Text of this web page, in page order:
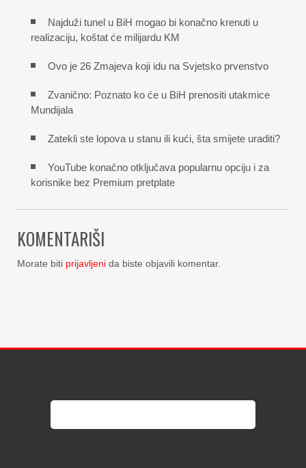
Najduži tunel u BiH mogao bi konačno krenuti u
realizaciju, koštat će milijardu KM
Ovo je 26 Zmajeva koji idu na Svjetsko prvenstvo
Zvanično: Poznato ko će u BiH prenositi utakmice
Mundijala
Zatekli ste lopova u stanu ili kući, šta smijete uraditi?
YouTube konačno otključava popularnu opciju i za
korisnike bez Premium pretplate
KOMENTARIŠI
Morate biti prijavljeni da biste objavili komentar.